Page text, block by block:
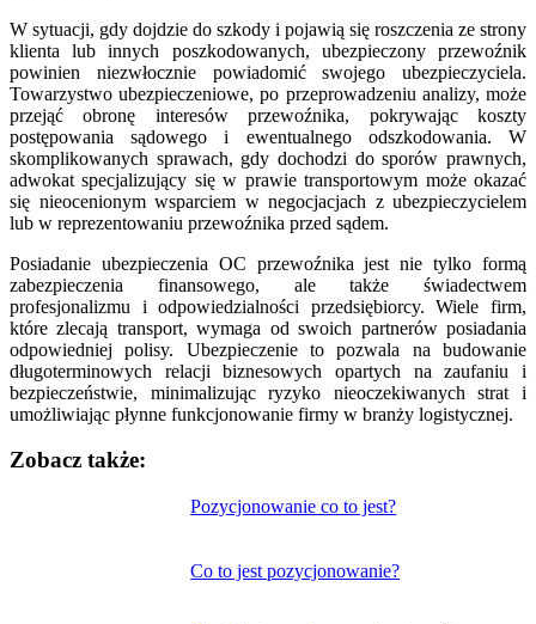
W sytuacji, gdy dojdzie do szkody i pojawią się roszczenia ze strony
klienta lub innych poszkodowanych, ubezpieczony przewoźnik
powinien niezwłocznie powiadomić swojego ubezpieczyciela.
Towarzystwo ubezpieczeniowe, po przeprowadzeniu analizy, może
przejąć obronę interesów przewoźnika, pokrywając koszty
postępowania sądowego i ewentualnego odszkodowania. W
skomplikowanych sprawach, gdy dochodzi do sporów prawnych,
adwokat specjalizujący się w prawie transportowym może okazać
się nieocenionym wsparciem w negocjacjach z ubezpieczycielem
lub w reprezentowaniu przewoźnika przed sądem.
Posiadanie ubezpieczenia OC przewoźnika jest nie tylko formą
zabezpieczenia finansowego, ale także świadectwem
profesjonalizmu i odpowiedzialności przedsiębiorcy. Wiele firm,
które zlecają transport, wymaga od swoich partnerów posiadania
odpowiedniej polisy. Ubezpieczenie to pozwala na budowanie
długoterminowych relacji biznesowych opartych na zaufaniu i
bezpieczeństwie, minimalizując ryzyko nieoczekiwanych strat i
umożliwiając płynne funkcjonowanie firmy w branży logistycznej.
Zobacz także:
Pozycjonowanie co to jest?
Co to jest pozycjonowanie?